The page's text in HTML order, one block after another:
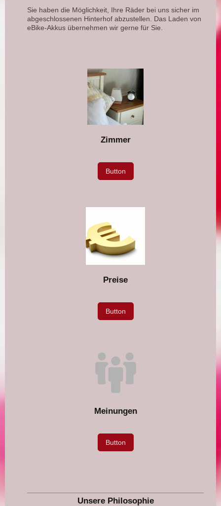
Sie haben die Möglichkeit, Ihre Räder bei uns sicher im
abgeschlossenen Hinterhof abzustellen. Das Laden von
eBike-Akkus übernehmen wir gerne für Sie.
Zimmer
Button
Preise
Button
Meinungen
Button
Unsere Philosophie